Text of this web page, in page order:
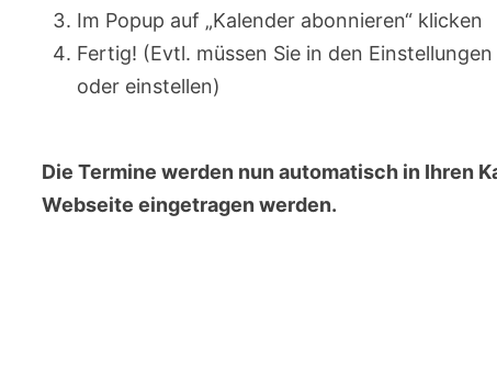
Im Popup auf „Kalender abonnieren“ klicken
Fertig! (Evtl. müssen Sie in den
oder einstellen)
Die Termine werden nun automatisch in Ihren
Webseite eingetragen werden.